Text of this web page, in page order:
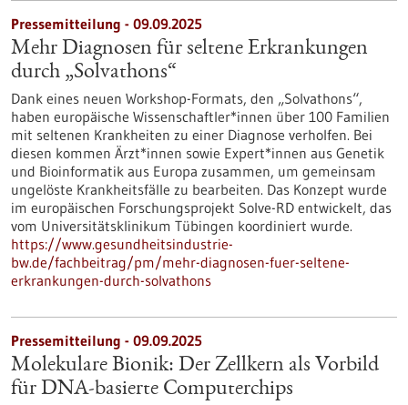
Pressemitteilung - 09.09.2025
Mehr Diagnosen für seltene Erkrankungen
durch „Solvathons“
Dank eines neuen Workshop-Formats, den „Solvathons“,
haben europäische Wissenschaftler*innen über 100 Familien
mit seltenen Krankheiten zu einer Diagnose verholfen. Bei
diesen kommen Ärzt*innen sowie Expert*innen aus Genetik
und Bioinformatik aus Europa zusammen, um gemeinsam
ungelöste Krankheitsfälle zu bearbeiten. Das Konzept wurde
im europäischen Forschungsprojekt Solve-RD entwickelt, das
vom Universitätsklinikum Tübingen koordiniert wurde.
https://www.gesundheitsindustrie-
bw.de/fachbeitrag/pm/mehr-diagnosen-fuer-seltene-
erkrankungen-durch-solvathons
Pressemitteilung - 09.09.2025
Molekulare Bionik: Der Zellkern als Vorbild
für DNA-basierte Computerchips